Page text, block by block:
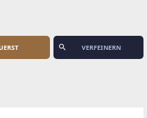
VERFEINERN